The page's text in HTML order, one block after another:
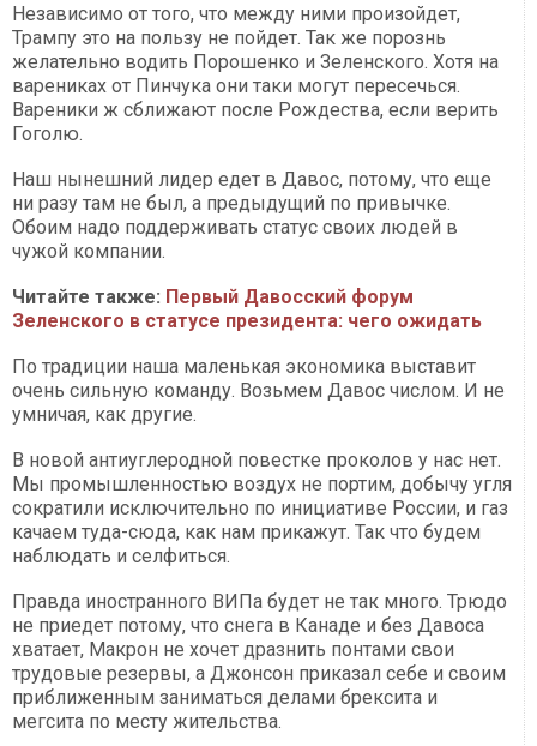
Независимо от того, что между ними произойдет,
Трампу это на пользу не пойдет. Так же порознь
желательно водить Порошенко и Зеленского. Хотя на
варениках от Пинчука они таки могут пересечься.
Вареники ж сближают после Рождества, если верить
Гоголю.
Наш нынешний лидер едет в Давос, потому, что еще
ни разу там не был, а предыдущий по привычке.
Обоим надо поддерживать статус своих людей в
чужой компании.
Читайте также: Первый Давосский форум
Зеленского в статусе президента: чего ожидать
По традиции наша маленькая экономика выставит
очень сильную команду. Возьмем Давос числом. И не
умничая, как другие.
В новой антиуглеродной повестке проколов у нас нет.
Мы промышленностью воздух не портим, добычу угля
сократили исключительно по инициативе России, и газ
качаем туда-сюда, как нам прикажут. Так что будем
наблюдать и селфиться.
Правда иностранного ВИПа будет не так много. Трюдо
не приедет потому, что снега в Канаде и без Давоса
хватает, Макрон не хочет дразнить понтами свои
трудовые резервы, а Джонсон приказал себе и своим
приближенным заниматься делами брексита и
мегсита по месту жительства.